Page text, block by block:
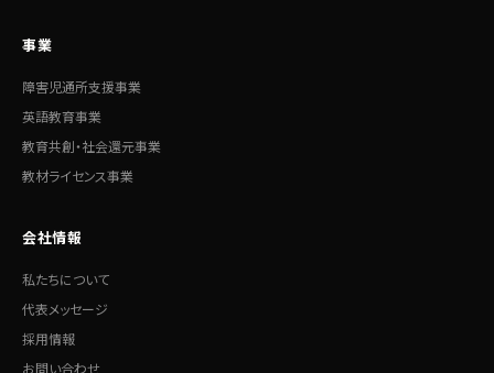
事業
障害児通所支援事業
英語教育事業
教育共創・社会還元事業
教材ライセンス事業
会社情報
私たちについて
代表メッセージ
採用情報
お問い合わせ